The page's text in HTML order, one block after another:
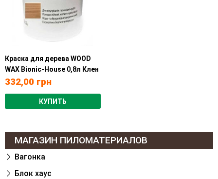
Краска для дерева WOOD
WAX Bionic-House 0,8л Клен
332,00 грн
КУПИТЬ
МАГАЗИН ПИЛОМАТЕРИАЛОВ
Вагонка
Блок хаус